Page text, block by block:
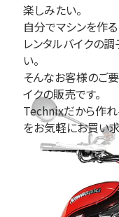
楽しみたい。
自分でマシンを作る
レンタルバイクの
い。
そんなお客様のご
イクの販売です。
Technixだから作れ
をお気軽にお買い